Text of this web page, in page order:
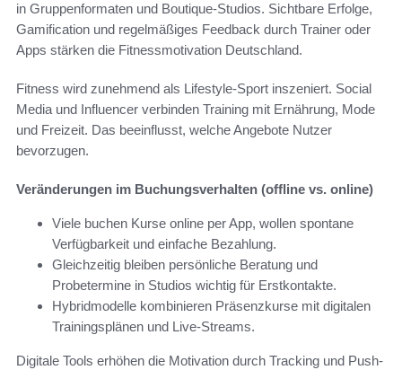
in Gruppenformaten und Boutique-Studios. Sichtbare Erfolge,
Gamification und regelmäßiges Feedback durch Trainer oder
Apps stärken die Fitnessmotivation Deutschland.
Fitness wird zunehmend als Lifestyle-Sport inszeniert. Social
Media und Influencer verbinden Training mit Ernährung, Mode
und Freizeit. Das beeinflusst, welche Angebote Nutzer
bevorzugen.
Veränderungen im Buchungsverhalten (offline vs. online)
Viele buchen Kurse online per App, wollen spontane
Verfügbarkeit und einfache Bezahlung.
Gleichzeitig bleiben persönliche Beratung und
Probetermine in Studios wichtig für Erstkontakte.
Hybridmodelle kombinieren Präsenzkurse mit digitalen
Trainingsplänen und Live-Streams.
Digitale Tools erhöhen die Motivation durch Tracking und Push-